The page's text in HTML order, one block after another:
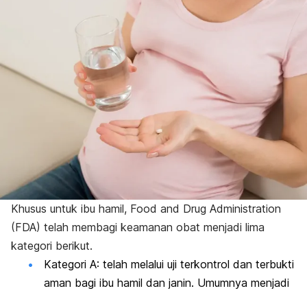
Khusus untuk ibu hamil, Food and Drug Administration
(FDA) telah membagi keamanan obat menjadi lima
kategori berikut.
Kategori A: telah melalui uji terkontrol dan terbukti
aman bagi ibu hamil dan janin. Umumnya menjadi